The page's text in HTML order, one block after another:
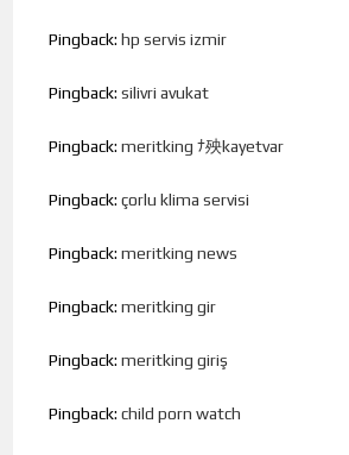
Pingback:hp servis izmir
Pingback:silivri avukat
Pingback:meritking ﾅ殃kayetvar
Pingback:çorlu klima servisi
Pingback:meritking news
Pingback:meritking gir
Pingback:meritking giriş
Pingback:child porn watch